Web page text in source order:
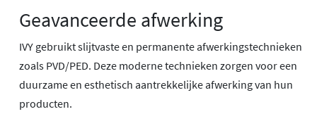
Geavanceerde afwerking
IVY gebruikt slijtvaste en permanente afwerkingstechnieken
zoals PVD/PED. Deze moderne technieken zorgen voor een
duurzame en esthetisch aantrekkelijke afwerking van hun
producten.